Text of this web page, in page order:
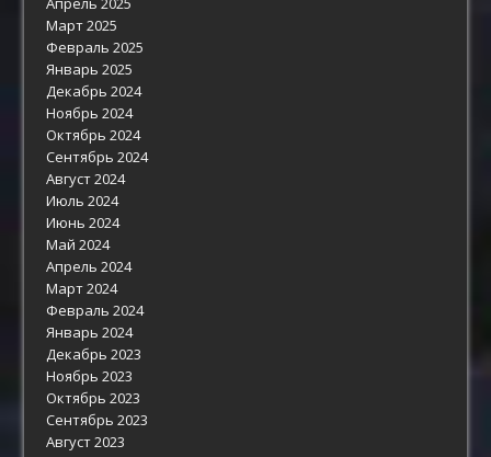
Март 2025
Февраль 2025
Январь 2025
Декабрь 2024
Ноябрь 2024
Октябрь 2024
Сентябрь 2024
Август 2024
Июль 2024
Июнь 2024
Май 2024
Апрель 2024
Март 2024
Февраль 2024
Январь 2024
Декабрь 2023
Ноябрь 2023
Октябрь 2023
Сентябрь 2023
Август 2023